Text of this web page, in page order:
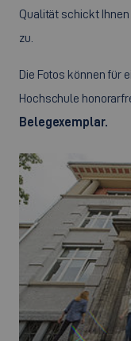
Qualität schickt
zu.
Die Fotos können für
Hochschule
Belegexemplar.